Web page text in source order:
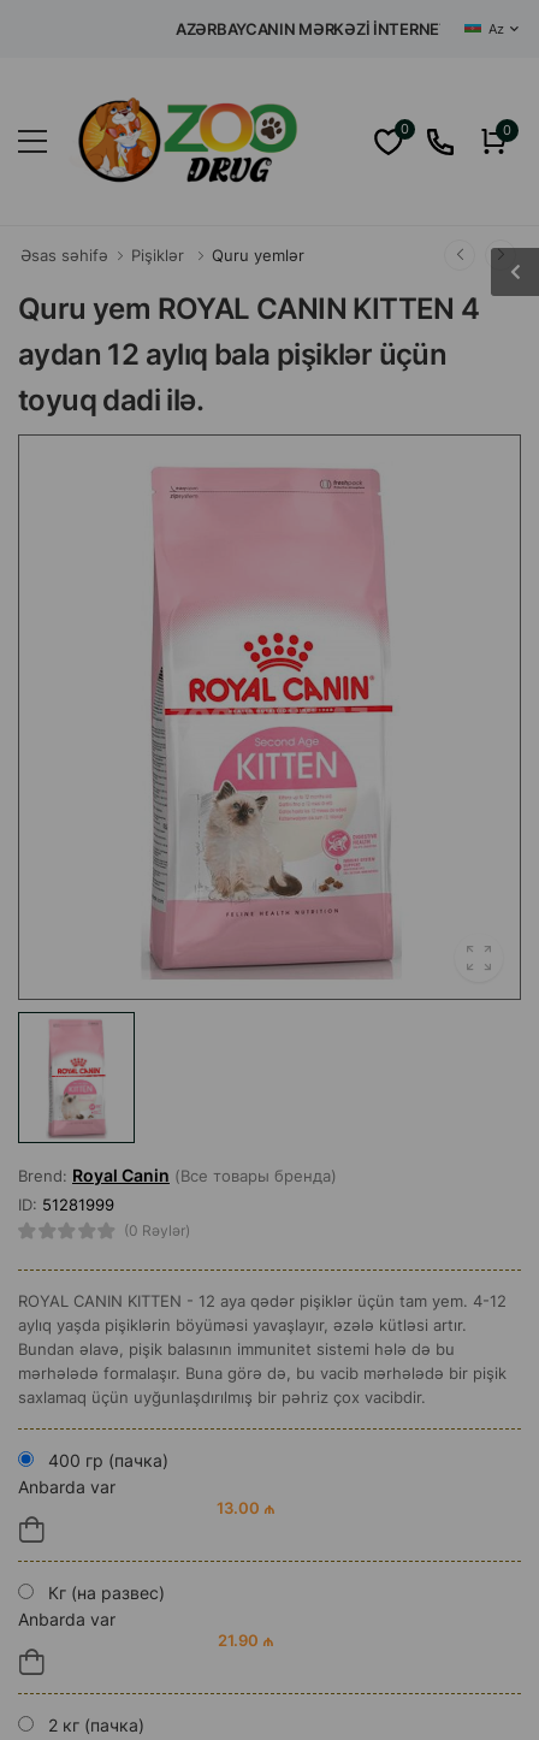
AZƏRBAYCANIN MƏRKƏZI İNTERNET ZOO MAĞAZASI
Az
0 0
Əsas səhifə Pişiklər Quru yemlər
Quru yem ROYAL CANIN KITTEN 4
aydan 12 aylıq bala pişiklər üçün
toyuq dadi ilə.
Brend: Royal Canin (Все товары бренда)
ID: 51281999
(0 Rəylər)
ROYAL CANIN KITTEN - 12 aya qədər pişiklər üçün tam yem. 4-12
aylıq yaşda pişiklərin böyüməsi yavaşlayır, əzələ kütləsi artır.
Bundan əlavə, pişik balasının immunitet sistemi hələ də bu
mərhələdə formalaşır. Buna görə də, bu vacib mərhələdə bir pişik
saxlamaq üçün uyğunlaşdırılmış bir pəhriz çox vacibdir.
400 гр (пачка)
Anbarda var
13.00 ₼
Кг (на развес)
Anbarda var
21.90 ₼
2 кг (пачка)